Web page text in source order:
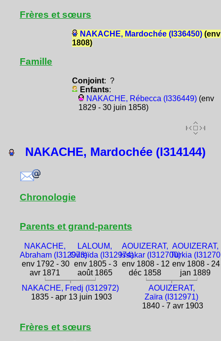
Frères et sœurs
NAKACHE, Mardochée (I336450)(env
1808)
Famille
Conjoint: ?
Enfants:
NAKACHE, Rébecca (I336449)(env
1829 - 30 juin 1858)
NAKACHE, Mardochée (I314144)
Chronologie
Parents et grand-parents
NAKACHE,
Abraham (I312973)
env 1792 - 30
avr 1871
LALOUM,
Oureïda (I312974)
env 1805 - 3
août 1865
AOUIZERAT,
Issakar (I312700)
env 1808 - 12
déc 1858
AOUIZERAT,
Turkia
env 1808 - 24
jan 1889
NAKACHE, Fredj (I312972)
1835 - apr 13 juin 1903
AOUIZERAT,
Zaïra (I312971)
1840 - 7 avr 1903
Frères et sœurs